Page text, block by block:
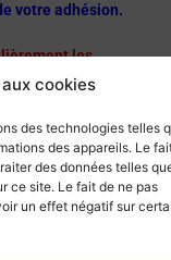
cookies
des technologies telles
des appareils. Le
des données telles
ce site. Le fait de ne pas
un effet négatif sur
votre adhésion.
les
tous,